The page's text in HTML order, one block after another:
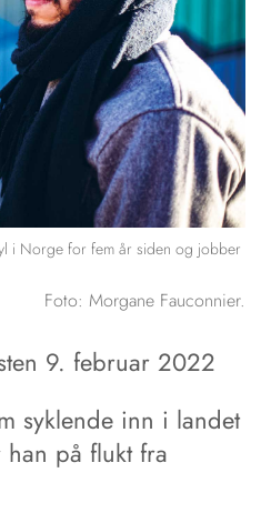
i Norge for fem år siden og jobber
Foto: Morgane Fauconnier.
9. februar 2022
syklende inn i landet
han på flukt fra